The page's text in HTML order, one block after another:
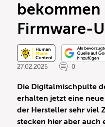
bekommen
Firmware-
27.02.2025
0
Die Digitalmischpulte
erhalten jetzt eine neue
der Hersteller sehr viel
stecken hier aber auch